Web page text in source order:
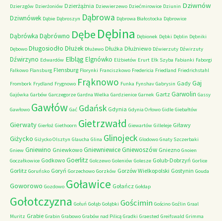
Dzierzgów Dzierżoniów Dzierżążnia Dziewierzewo Dziećmirowice Dziunin Dziwnów
Dziwnówek Dąbie Dąbroszyn Dąbrowa Dąbrowa Białostocka Dąbrowice
Dąbrówka Dąbrówno Dębe Dębina Dębionek Dębki Dęblin Dębniki
Dębowo Długosiodło Dłużek Dłużewo Dłużka Dłużniewo Dźwierzuty Dźwirzuty
Dźwirzyno Edwardów Elbląg Elgnówko Elżbietów Erurt Ełk Szyba Fabianki Faborgi
Falkowo Flansburg Flensburg Florynki Franciszkowo Fredericia Friedland Friedrichstahl
Frombork Frydland Frygnowo Frąknowo Funka Fynshav Gabrysin Gady Gaj
Gajówka Garbów Garczegorze Gardna Wielka Gardzienice Garnek Gartz Garwolin Gassy
Gawłowo Gawłów Gać Gdańsk Gdynia Gdynia Orłowo Gidle Giebałtów
Gierwaty Gierłoż Giethoorn Gietrzwałd Giewartów Gilleleje Giławy
Giżycko Giżycko Olsztyn Glaucha Glina Glinojeck Glodowo Gnaty Szczerbaki
Gniew Gniewino Gniewkowo GniewniewiceGniewoszów Gniezno Gnoien
Goczałkowice Godkowo Goerlitz Golczewo Goleniów Golesze Golub-Dobrzyń Gorlice
Gorlitz Goruńsko Goryń Gorzechowo Gorzków Gorzów Wielkopolski Gostynin Gouda
Goworowo Gozdowo Goławice Gołańcz Gołdap
Gołotczyzna Gołuń Gołąb Gołąbki Gościmin Gościno Goźlin Graal
Muritz Grabie Grabin Grabowo Grabów nad Pilicą Gradki Graested Greifswald Grimma